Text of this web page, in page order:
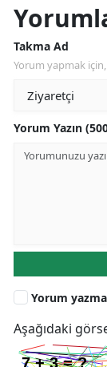
Takma Ad
Yorum yapmak
Yorum Yazın
Yorum
Aşağıdaki